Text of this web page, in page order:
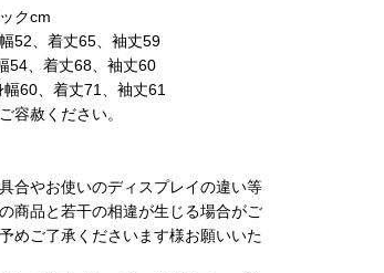
クcm
52、着丈65、袖丈59
54、着丈68、袖丈60
60、着丈71、袖丈61
容赦ください。
合やお使いのディスプレイの違い等
商品と若干の相違が生じる場合がご
めご了承くださいます様お願いいた